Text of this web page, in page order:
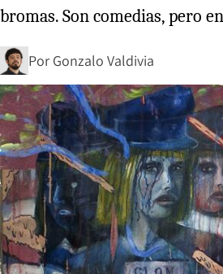
bromas. Son comedias, pero
Por Gonzalo Valdivia